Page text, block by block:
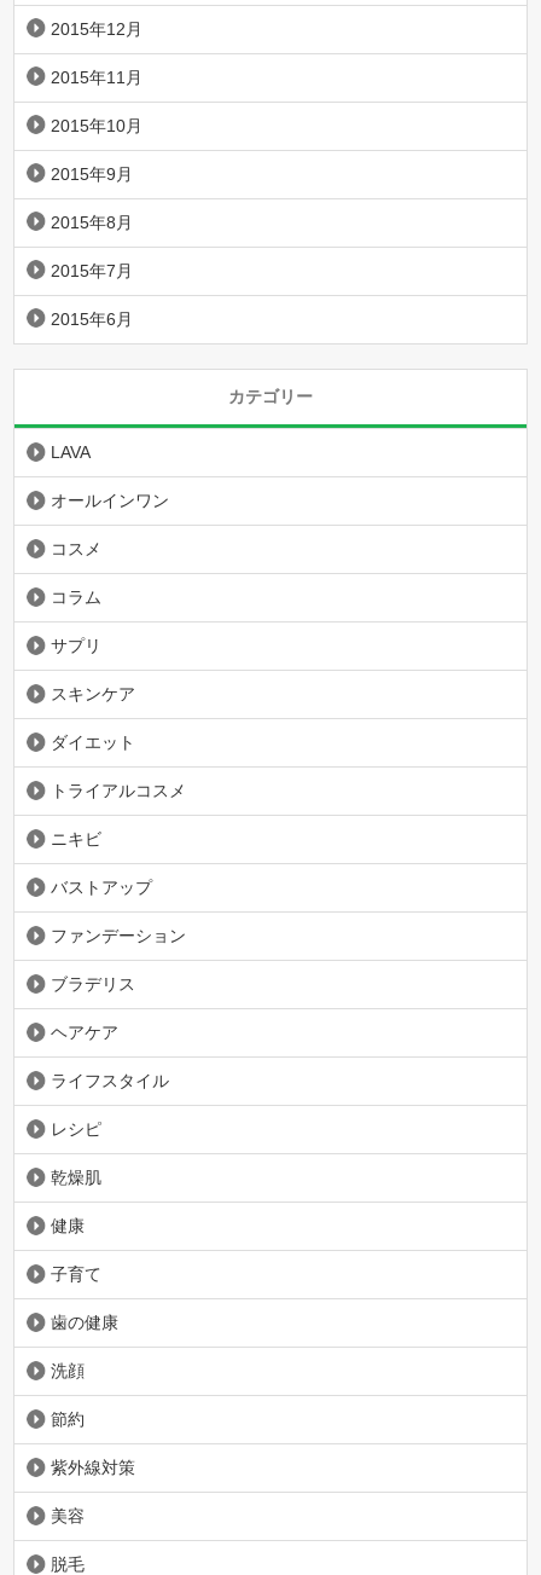
2015年12月
2015年11月
2015年10月
2015年9月
2015年8月
2015年7月
2015年6月
カテゴリー
LAVA
オールインワン
コスメ
コラム
サプリ
スキンケア
ダイエット
トライアルコスメ
ニキビ
バストアップ
ファンデーション
ブラデリス
ヘアケア
ライフスタイル
レシピ
乾燥肌
健康
子育て
歯の健康
洗顔
節約
紫外線対策
美容
脱毛